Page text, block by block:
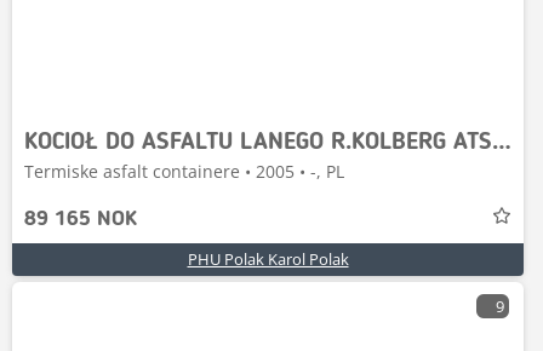
KOCIOŁ DO ASFALTU LANEGO R.KOLBERG ATSK H/12 5200L
Termiske asfalt containere • 2005 • -, PL
89 165 NOK
PHU Polak Karol Polak
9